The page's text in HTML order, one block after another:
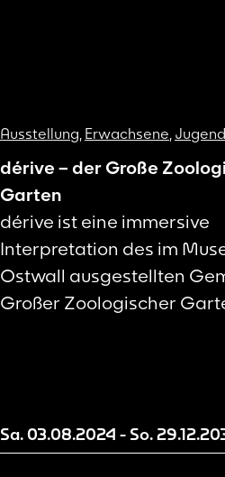
Ausstellung, Erwachsene,
dérive – der Große
Garten
dérive ist eine immersive
Interpretation des im
Ostwall ausgestellten
Großer Zoologischer
aktuelle
Sa. 03.08.2024 - So.